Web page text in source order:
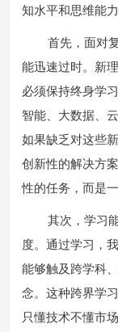
知水平和思维能力
首先，面对
能迅速过时。新
必须保持终身学
智能、大数据、
如果缺乏对这些
创新性的解决方
性的任务，而是
其次，学习
度。通过学习，
能够触及跨学科
念。这种跨界学
只懂技术不懂市